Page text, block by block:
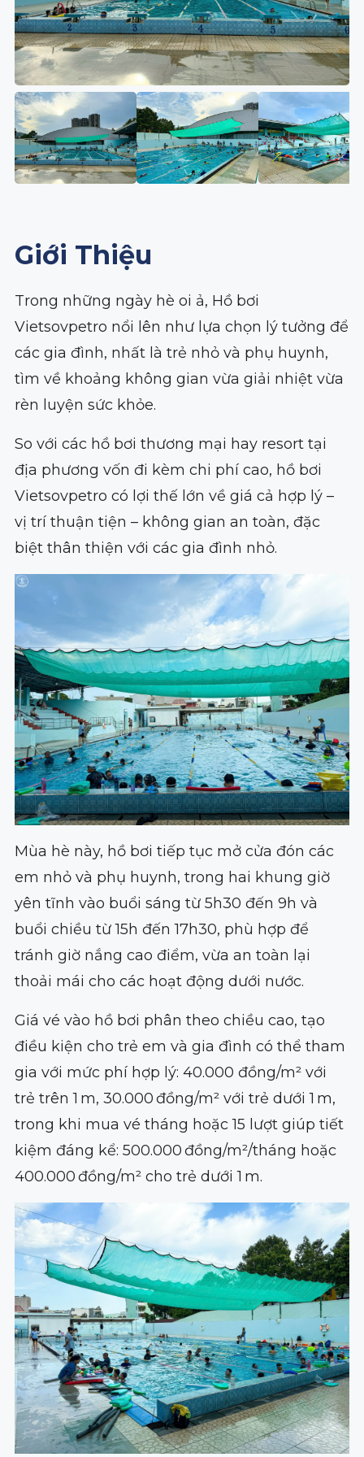
Giới Thiệu
Trong những ngày hè oi ả, Hồ bơi
Vietsovpetro nổi lên như lựa chọn lý tưởng để
các gia đình, nhất là trẻ nhỏ và phụ huynh,
tìm về khoảng không gian vừa giải nhiệt vừa
rèn luyện sức khỏe.
So với các hồ bơi thương mại hay resort tại
địa phương vốn đi kèm chi phí cao, hồ bơi
Vietsovpetro có lợi thế lớn về giá cả hợp lý –
vị trí thuận tiện – không gian an toàn, đặc
biệt thân thiện với các gia đình nhỏ.
Mùa hè này, hồ bơi tiếp tục mở cửa đón các
em nhỏ và phụ huynh, trong hai khung giờ
yên tĩnh vào buổi sáng từ 5h30 đến 9h và
buổi chiều từ 15h đến 17h30, phù hợp để
tránh giờ nắng cao điểm, vừa an toàn lại
thoải mái cho các hoạt động dưới nước.
Giá vé vào hồ bơi phân theo chiều cao, tạo
điều kiện cho trẻ em và gia đình có thể tham
gia với mức phí hợp lý: 40.000 đồng/m² với
trẻ trên 1 m, 30.000 đồng/m² với trẻ dưới 1 m,
trong khi mua vé tháng hoặc 15 lượt giúp tiết
kiệm đáng kể: 500.000 đồng/m²/tháng hoặc
400.000 đồng/m² cho trẻ dưới 1 m.